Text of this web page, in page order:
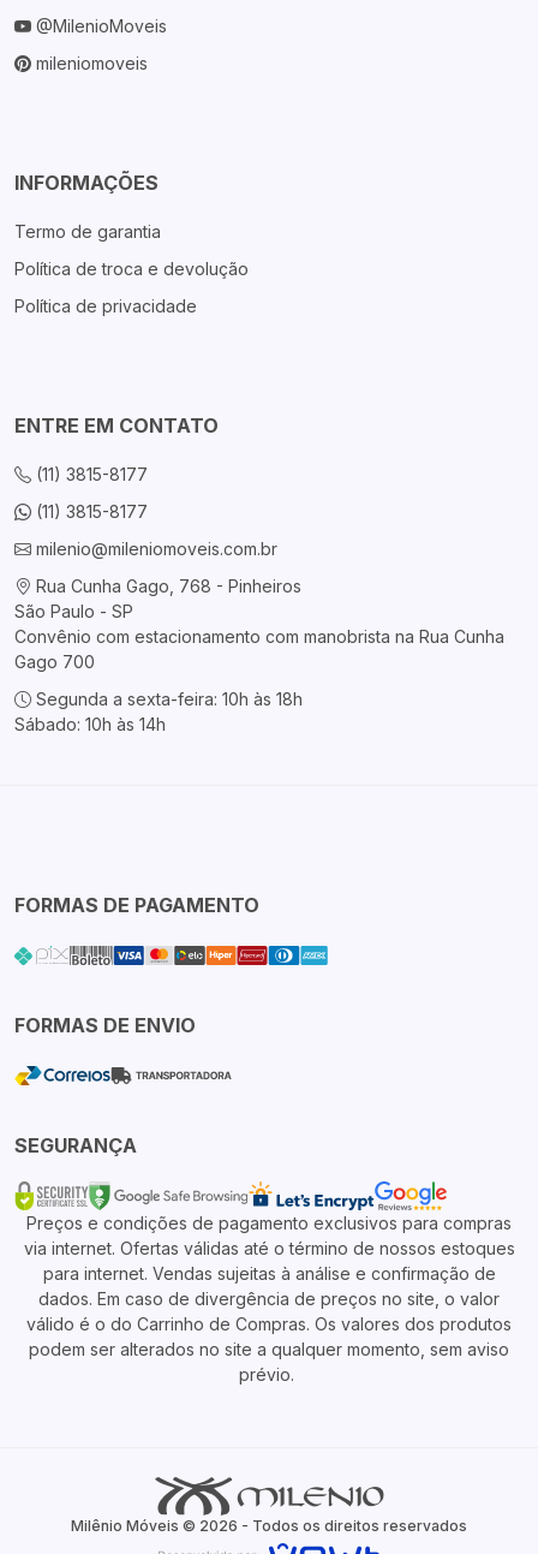
@MilenioMoveis
mileniomoveis
INFORMAÇÕES
Termo de garantia
Política de troca e devolução
Política de privacidade
ENTRE EM CONTATO
(11) 3815-8177
(11) 3815-8177
milenio@mileniomoveis.com.br
Rua Cunha Gago, 768 - Pinheiros
São Paulo - SP
Convênio com estacionamento com manobrista na Rua Cunha
Gago 700
Segunda a sexta-feira: 10h às 18h
Sábado: 10h às 14h
FORMAS DE PAGAMENTO
FORMAS DE ENVIO
SEGURANÇA
Preços e condições de pagamento exclusivos para compras
via internet. Ofertas válidas até o término de nossos estoques
para internet. Vendas sujeitas à análise e confirmação de
dados. Em caso de divergência de preços no site, o valor
válido é o do Carrinho de Compras. Os valores dos produtos
podem ser alterados no site a qualquer momento, sem aviso
prévio.
Milênio Móveis © 2026 - Todos os direitos reservados